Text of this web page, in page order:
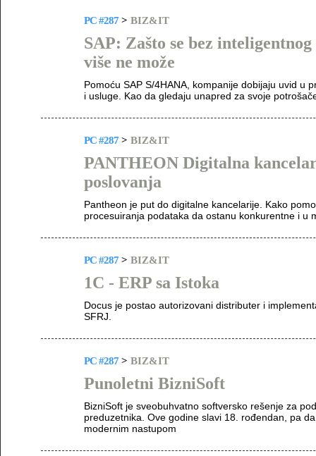
PC #287 > BIZ&IT
SAP: Zašto se bez
više ne može
Pomoću SAP S/4HANA, kompanije dobijaju uvid u
i usluge. Kao da gledaju unapred za svoje
PC #287 > BIZ&IT
PANTHEON Digitalna
poslovanja
Pantheon je put do digitalne kancelarije. Kako
procesuiranja podataka da ostanu konkurentne i u
PC #287 > BIZ&IT
1C - ERP sa Istoka
Docus je postao autorizovani distributer i
SFRJ.
PC #287 > BIZ&IT
Punoletni BizniSoft
BizniSoft je sveobuhvatno softversko rešenje za
preduzetnika. Ove godine slavi 18. rođendan, pa
modernim nastupom